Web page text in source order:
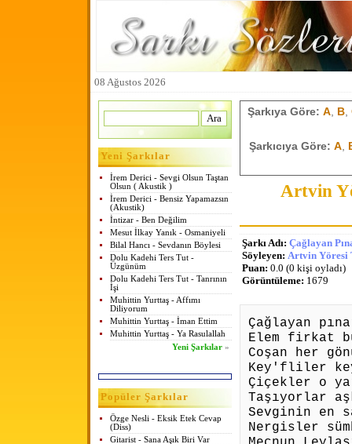
08 Ağustos 2026
Yeni Şarkılar
İrem Derici - Sevgi Olsun Taştan
Olsun ( Akustik )
İrem Derici - Bensiz Yapamazsın
(Akustik)
İntizar - Ben Değilim
Mesut İlkay Yanık - Osmaniyeli
Bilal Hancı - Sevdanın Böylesi
Dolu Kadehi Ters Tut -
Üzgünüm
Dolu Kadehi Ters Tut - Tanrının
İşi
Muhittin Yurttaş - Affımı
Diliyorum
Muhittin Yurttaş - İman Ettim
Muhittin Yurttaş - Ya Rasulallah
Yeni Şarkılar »
Popüler Şarkılar
Özge Nesli - Eksik Etek Cevap
(Diss)
Gitarist - Sana Aşık Biri Var
Şarkıya Göre: A, B,
Şarkıcıya Göre: A,
Artvin
Şarkı Adı: Çağlayan
Söyleyen: Artvin Yöresi
Puan: 0.0 (0 kişi oyladı)
Görüntüleme: 1679
Çağlayan
Elem firkat
Coşan her
Key'fliler
Çiçekler o
Taşıyorlar
Sevginin en
Nergisler